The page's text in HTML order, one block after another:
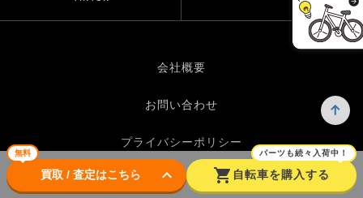
無料
買取 / 査定はこちら keyboard_arrow_down shopping_cart
パーツも続々入荷中！
自転車を購入する
会社概要
お問い合わせ
プライバシーポリシー